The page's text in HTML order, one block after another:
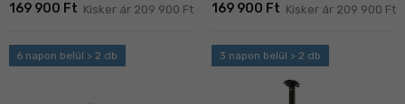
169 900 Ft Kisker ár 209 900 Ft 169 900 Ft Kisker ár 209 900 Ft
6 napon belül > 2 db 3 napon belül > 2 db